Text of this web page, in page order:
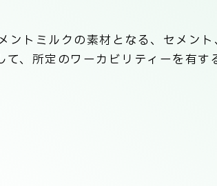
トミルクの素材となる、セメン
、所定のワーカビリティーを有